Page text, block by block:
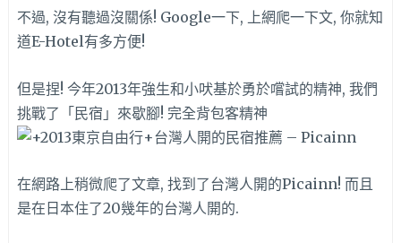
不過, 沒有聽過沒關係! Google一下, 上網爬一下文, 你就知
道E-Hotel有多方便!
但是捏! 今年2013年強生和小吠基於勇於嚐試的精神, 我們
挑戰了「民宿」來歇腳! 完全背包客精神
在網路上稍微爬了文章, 找到了台灣人開的Picainn! 而且
是在日本住了20幾年的台灣人開的.